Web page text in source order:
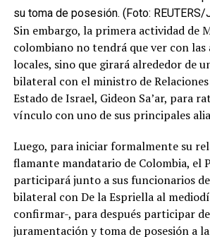
intenciones,Paula Rossi,Hernán
Macri,La Libertad Avanza,Conforme a
su toma de posesión. (Foto: REUTERS/
Sin embargo, la primera actividad de
colombiano no tendrá que ver con las
locales, sino que girará alrededor de
bilateral con el ministro de
Estado de Israel, Gideon Sa’ar, para
vínculo con uno de sus principales
Luego, para iniciar formalmente su
flamante mandatario de Colombia, el
participará junto a sus funcionarios
bilateral con De la Espriella al
confirmar-, para después participar
juramentación y toma de posesión a